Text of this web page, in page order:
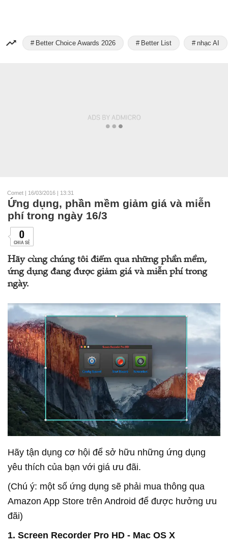
Better Choice Awards 2026 Better List nhạc AI
Comet | 16/03/2016 | 13:31
Ứng dụng, phần mềm giảm giá và miễn
phí trong ngày 16/3
0
CHIA SẺ
Hãy cùng chúng tôi điểm qua những phần mềm,
ứng dụng đang được giảm giá và miễn phí trong
ngày.
Hãy tận dụng cơ hội để sở hữu những ứng dụng
yêu thích của bạn với giá ưu đãi.
(Chú ý: một số ứng dụng sẽ phải mua thông qua
Amazon App Store trên Android để được hưởng ưu
đãi)
1. Screen Recorder Pro HD - Mac OS X